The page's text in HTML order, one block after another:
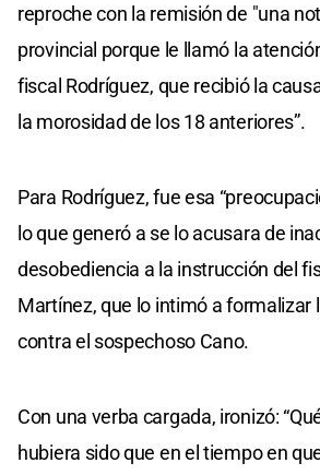
reproche con la remisión de "una
provincial porque le llamó la
fiscal Rodríguez, que recibió la
la morosidad de los 18 anteriores”.
Para Rodríguez, fue esa
lo que generó a se lo acusara de
desobediencia a la instrucción del
Martínez, que lo intimó a formalizar
contra el sospechoso Cano.
Con una verba cargada, ironizó:
hubiera sido que en el tiempo en